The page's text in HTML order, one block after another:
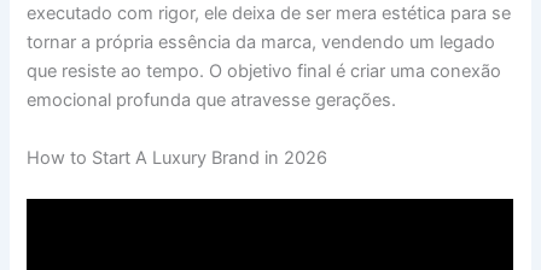
executado com rigor, ele deixa de ser mera estética para se
tornar a própria essência da marca, vendendo um legado
que resiste ao tempo. O objetivo final é criar uma conexão
emocional profunda que atravesse gerações.
How to Start A Luxury Brand in 2026